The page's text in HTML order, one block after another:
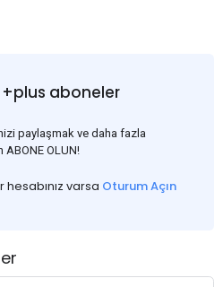
aboneler
paylaşmak ve daha fazla
OLUN!
hesabınız varsa Oturum Açın